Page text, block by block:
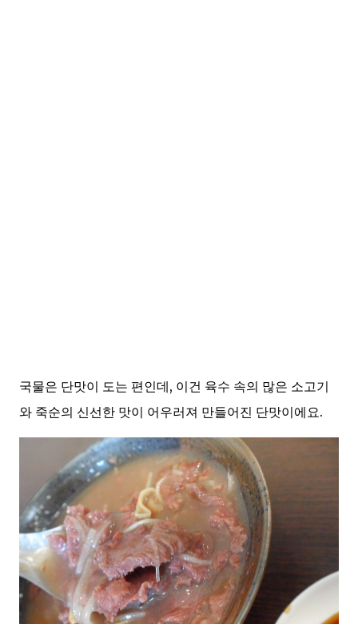
국물은 단맛이 도는 편인데, 이건 육수 속의 많은 소고기
와 죽순의 신선한 맛이 어우러져 만들어진 단맛이에요.